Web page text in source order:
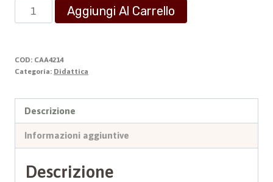
Teoria
Musicale
Volume
quarto
Aggiungi Al Carrello
COD: CAA4214
Categoria: Didattica
Descrizione
Informazioni aggiuntive
Descrizione